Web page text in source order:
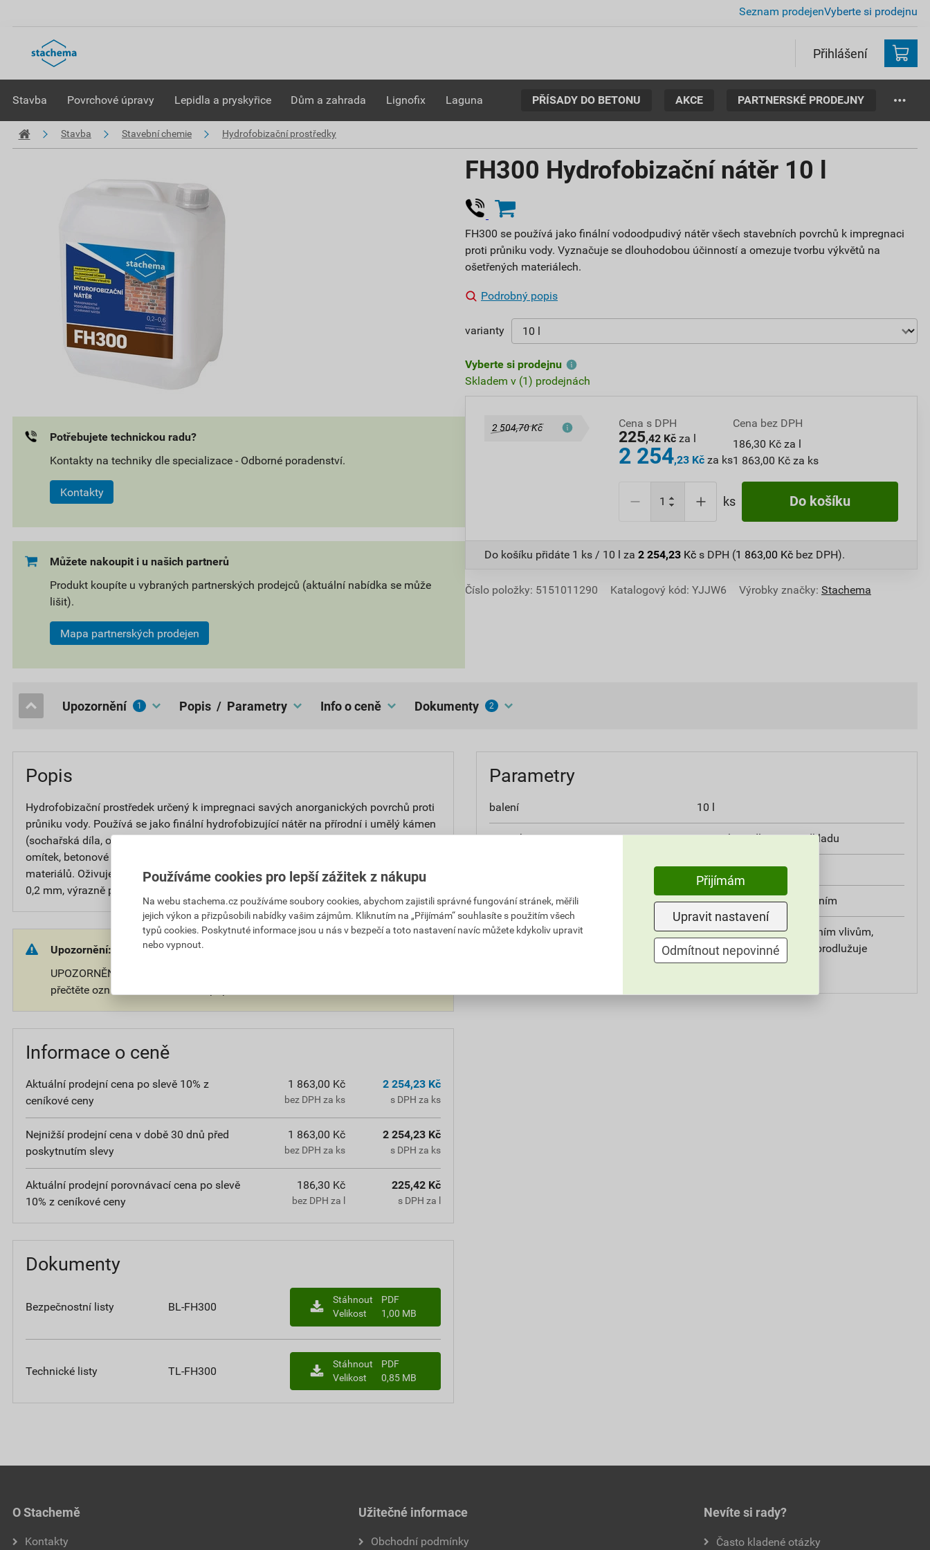
Seznam prodejenVyberte si prodejnu
Přihlášení
Stavba Povrchové úpravy Lepidla a pryskyřice Dům a zahrada Lignofix Laguna PŘÍSADY DO BETONU AKCE PARTNERSKÉ PRODEJNY
Stavba Stavební chemie Hydrofobizační prostředky
Potřebujete technickou radu?
Kontakty na techniky dle specializace - Odborné poradenství.
Kontakty
Můžete nakoupit i u našich partnerů
Produkt koupíte u vybraných partnerských prodejců (aktuální nabídka se může
lišit).
Mapa partnerských prodejen
FH300 Hydrofobizační nátěr 10 l
FH300 se používá jako finální vodoodpudivý nátěr všech stavebních povrchů k impregnaci
proti průniku vody. Vyznačuje se dlouhodobou účinností a omezuje tvorbu výkvětů na
ošetřených materiálech.
Podrobný popis
varianty
Vyberte si prodejnu
Skladem v (1) prodejnách
2 504,70 Kč Cena s DPH
225,42 Kč za l
2 254,23 Kč za ks
Cena bez DPH
186,30 Kč za l
1 863,00 Kč za ks
ks Do košíku
Do košíku přidáte 1 ks / 10 l za 2 254,23 Kč s DPH (1 863,00 Kč bez DPH).
Číslo položky: 5151011290 Katalogový kód: YJJW6 Výrobky značky: Stachema
popis / Parametry
upozornění 1 Info o ceně dokumenty 2
Popis
Hydrofobizační prostředek určený k impregnaci savých anorganických povrchů proti
průniku vody. Používá se jako finální hydrofobizující nátěr na přírodní i umělý kámen
(sochařská díla, obklady fasád, kamenné stavby), střešní krytiny, na všechny typy
omítek, betonové dlažby a obklady apod. Nevytváří lesklý povrch a nemění vzhled
materiálů. Oživuje stavební materiál, brání přístupu vody i do jeho trhlin o šíři až do
0,2 mm, výrazně prodlužuje jeho životnost, brání jeho zašpinění.
Upozornění:
UPOZORNĚNÍ: Používejte ošetřený předmět bezpečně. Před použitím si vždy
přečtěte označení a informace o přípravku.
Informace o ceně
Aktuální prodejní cena po slevě 10% z
ceníkové ceny
1 863,00 Kč
bez DPH za ks
2 254,23 Kč
s DPH za ks
Nejnižší prodejní cena v době 30 dnů před
poskytnutím slevy
1 863,00 Kč
bez DPH za ks
2 254,23 Kč
s DPH za ks
Aktuální prodejní porovnávací cena po slevě
10% z ceníkové ceny
186,30 Kč
bez DPH za l
225,42 Kč
s DPH za l
Dokumenty
Bezpečnostní listy BL-FH300
Stáhnout
PDF
Velikost
1,00 MB
Technické listy TL-FH300
Stáhnout
PDF
Velikost
0,85 MB
Parametry
balení 10 l
spotřeba 0,2–1 l/m² dle typu podkladu
exteriér, interiér
aplikace válečkem, štětcem, stříkáním
vlastnosti
odolnost vůči povětrnostním vlivům,
zamezuje vniknutí vody, prodlužuje
životnost
O Stachemě
Kontakty
Užitečné informace
Obchodní podmínky
Nevíte si rady?
Často kladené otázky
Používáme cookies pro lepší zážitek z nákupu
Na webu stachema.cz používáme soubory cookies, abychom zajistili správné fungování stránek, měřili
jejich výkon a přizpůsobili nabídky vašim zájmům. Kliknutím na „Přijímám“ souhlasíte s použitím všech
typů cookies. Poskytnuté informace jsou u nás v bezpečí a toto nastavení navíc můžete kdykoliv upravit
nebo vypnout.
Přijímám
Upravit nastavení
Odmítnout nepovinné